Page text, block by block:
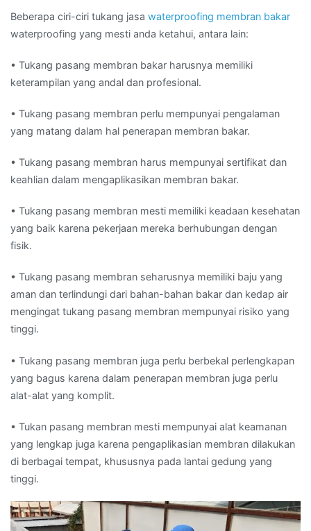
Beberapa ciri-ciri tukang jasa waterproofing membran bakar
waterproofing yang mesti anda ketahui, antara lain:
• Tukang pasang membran bakar harusnya memiliki
keterampilan yang andal dan profesional.
• Tukang pasang membran perlu mempunyai pengalaman
yang matang dalam hal penerapan membran bakar.
• Tukang pasang membran harus mempunyai sertifikat dan
keahlian dalam mengaplikasikan membran bakar.
• Tukang pasang membran mesti memiliki keadaan kesehatan
yang baik karena pekerjaan mereka berhubungan dengan
fisik.
• Tukang pasang membran seharusnya memiliki baju yang
aman dan terlindungi dari bahan-bahan bakar dan kedap air
mengingat tukang pasang membran mempunyai risiko yang
tinggi.
• Tukang pasang membran juga perlu berbekal perlengkapan
yang bagus karena dalam penerapan membran juga perlu
alat-alat yang komplit.
• Tukan pasang membran mesti mempunyai alat keamanan
yang lengkap juga karena pengaplikasian membran dilakukan
di berbagai tempat, khususnya pada lantai gedung yang
tinggi.